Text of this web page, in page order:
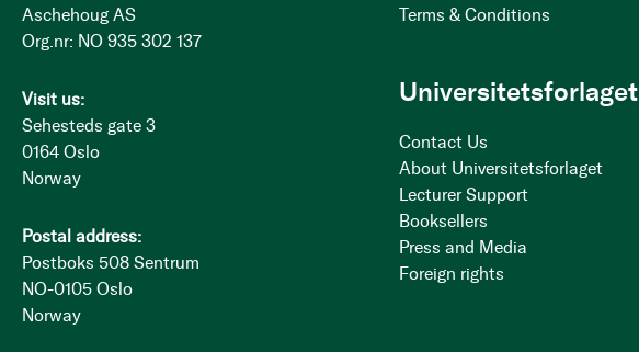
Aschehoug AS
Org.nr: NO 935 302 137
Visit us:
Sehesteds gate 3
0164 Oslo
Norway
Postal address:
Postboks 508 Sentrum
NO-0105 Oslo
Norway
Terms & Conditions
Universitetsforlaget
Contact Us
About Universitetsforlaget
Lecturer Support
Booksellers
Press and Media
Foreign rights